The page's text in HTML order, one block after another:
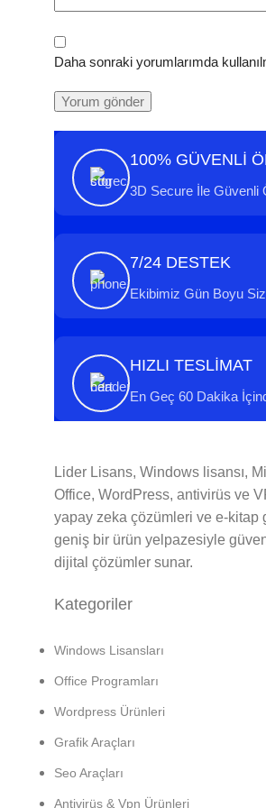
Daha sonraki yorumlarımda
100% GÜVENLİ
3D Secure İle Güvenli
7/24 DESTEK
Ekibimiz Gün Boyu
HIZLI TESLİMAT
En Geç 60 Dakika
Lider Lisans, Windows lisansı,
Office, WordPress, antivirüs ve
yapay zeka çözümleri ve e-kitap
geniş bir ürün yelpazesiyle
dijital çözümler sunar.
Kategoriler
Windows Lisansları
Office Programları
Wordpress Ürünleri
Grafik Araçları
Seo Araçları
Antivirüs & Vpn Ürünleri